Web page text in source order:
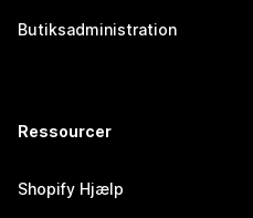
Butiksadministration
Ressourcer
Shopify Hjælp